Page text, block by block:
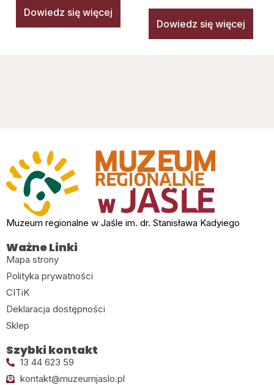
Dowiedz się więcej
Dowiedz się więcej
Muzeum regionalne w Jaśle im. dr. Stanisława Kadyiego
Ważne Linki
Mapa strony
Polityka prywatności
CITiK
Deklaracja dostępności
Sklep
Szybki kontakt
13 44 623 59
kontakt@muzeumjaslo.pl